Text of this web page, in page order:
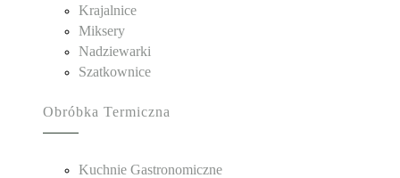
Krajalnice
Miksery
Nadziewarki
Szatkownice
Obróbka Termiczna
Kuchnie Gastronomiczne